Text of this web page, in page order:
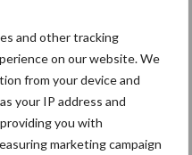
and other tracking
on our website. We
from your device and
your IP address and
you with
marketing campaign
levensduur
praktische